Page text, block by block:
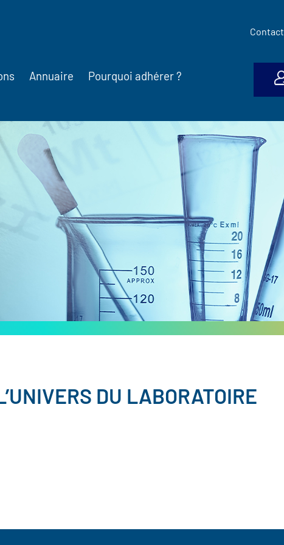
Contact
Annuaire Pourquoi adhérer ?
DU LABORATOIRE